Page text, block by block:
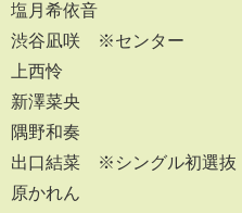
塩月希依音
渋谷凪咲 ※センター
上西怜
新澤菜央
隅野和奏
出口結菜 ※シングル初選抜
原かれん